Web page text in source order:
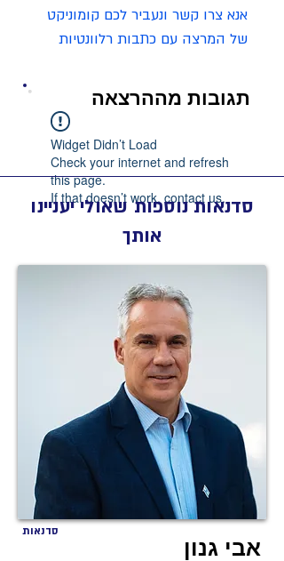
אנא צרו קשר ונעביר לכם קומוניקט
של המרצה עם כתבות רלוונטיות
תגובות מההרצאה
Widget Didn’t Load
Check your internet and refresh
this page.
If that doesn’t work, contact us.
סדנאות נוספות שאולי יעניינו
אותך
אבי גנון
סדנאות